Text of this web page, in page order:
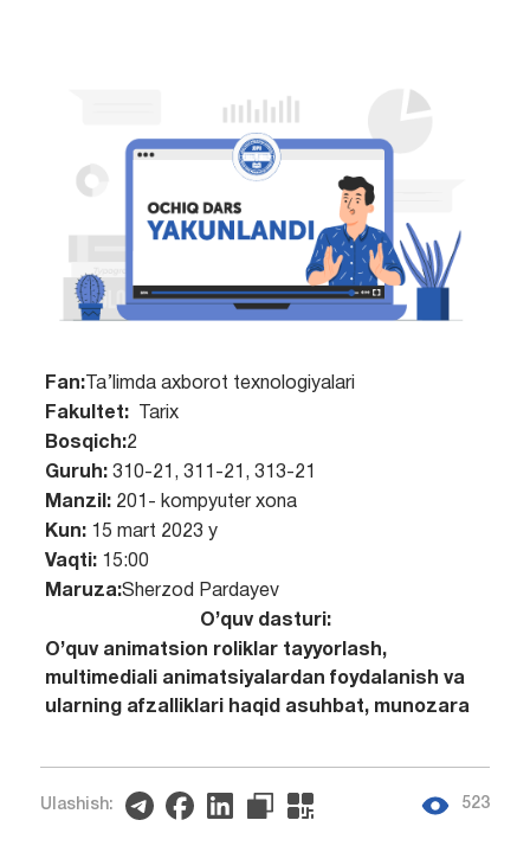
Fan:Ta’limda axborot texnologiyalari
Fakultet:Tarix
Bosqich:2
Guruh:310-21, 311-21, 313-21
Manzil:201- kompyuter xona
Kun: 15 mart 2023 y
Vaqti:15:00
Maruza:Sherzod Pardayev
O’quv dasturi:
O’quv animatsion roliklar tayyorlash,
multimediali animatsiyalardan foydalanish va
ularning afzalliklari haqid asuhbat, munozara
Ulashish: 523